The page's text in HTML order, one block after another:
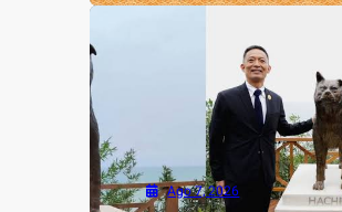
Ago 7, 2026